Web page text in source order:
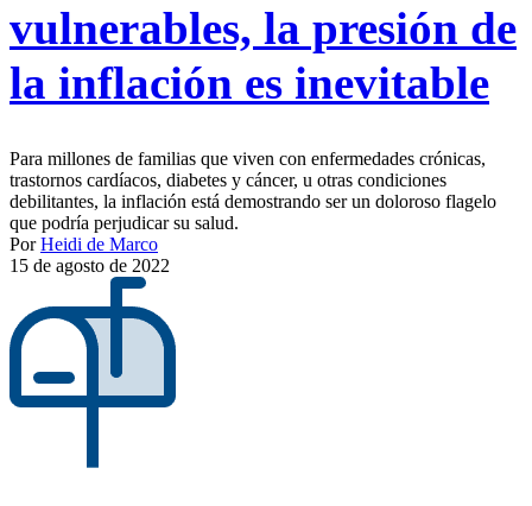
vulnerables, la presión de
la inflación es inevitable
Para millones de familias que viven con enfermedades crónicas,
trastornos cardíacos, diabetes y cáncer, u otras condiciones
debilitantes, la inflación está demostrando ser un doloroso flagelo
que podría perjudicar su salud.
PorHeidi de Marco
15 de agosto de 2022